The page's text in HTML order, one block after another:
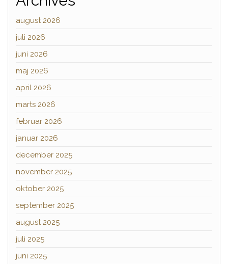
august 2026
juli 2026
juni 2026
maj 2026
april 2026
marts 2026
februar 2026
januar 2026
december 2025
november 2025
oktober 2025
september 2025
august 2025
juli 2025
juni 2025